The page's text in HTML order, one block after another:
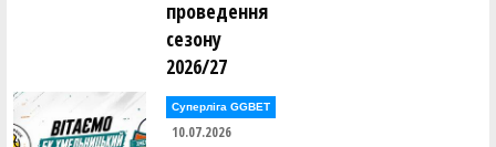
проведення
сезону
2026/27
Суперліга GGBET
10.07.2026